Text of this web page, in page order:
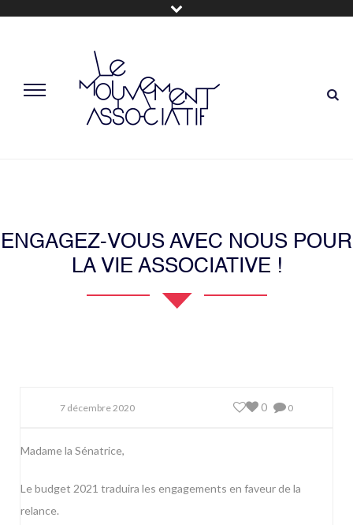
ENGAGEZ-VOUS AVEC NOUS POUR
LA VIE ASSOCIATIVE !
7 décembre 2020 0
0
Madame la Sénatrice,
Le budget 2021 traduira les engagements en faveur de la
relance.